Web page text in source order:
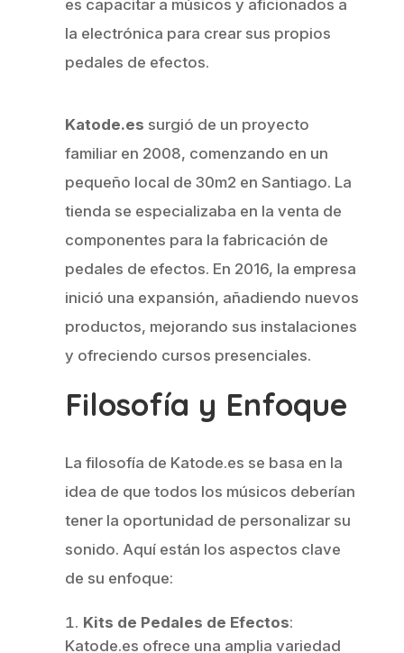
es capacitar a músicos y aficionados a
la electrónica para crear sus propios
pedales de efectos.
Katode.es surgió de un proyecto
familiar en 2008, comenzando en un
pequeño local de 30m2 en Santiago. La
tienda se especializaba en la venta de
componentes para la fabricación de
pedales de efectos. En 2016, la empresa
inició una expansión, añadiendo nuevos
productos, mejorando sus instalaciones
y ofreciendo cursos presenciales.
Filosofía y Enfoque
La filosofía de Katode.es se basa en la
idea de que todos los músicos deberían
tener la oportunidad de personalizar su
sonido. Aquí están los aspectos clave
de su enfoque:
Kits de Pedales de Efectos:
Katode.es ofrece una amplia variedad